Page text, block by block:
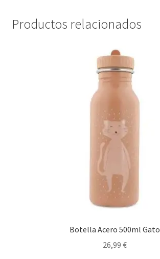
Productos relacionados
Botella Acero 500ml Gato
26,99 €